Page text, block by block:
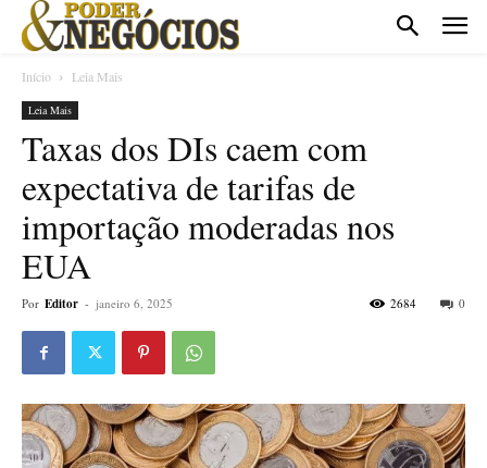
Início Leia Mais
Leia Mais
Taxas dos DIs caem com
expectativa de tarifas de
importação moderadas nos
EUA
Por Editor - janeiro 6, 2025 0
2684